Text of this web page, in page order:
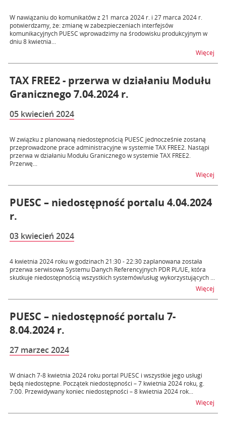
W nawiązaniu do komunikatów z 21 marca 2024 r. i 27 marca 2024 r.
potwierdzamy, że: zmianę w zabezpieczeniach interfejsów
komunikacyjnych PUESC wprowadzimy na środowisku produkcyjnym w
dniu 8 kwietnia...
Więcej
TAX FREE2 - przerwa w działaniu Modułu
Granicznego 7.04.2024 r.
05 kwiecień 2024
W związku z planowaną niedostępnością PUESC jednocześnie zostaną
przeprowadzone prace administracyjne w systemie TAX FREE2. Nastąpi
przerwa w działaniu Modułu Granicznego w systemie TAX FREE2.
Przerwę...
Więcej
PUESC – niedostępność portalu 4.04.2024
r.
03 kwiecień 2024
4 kwietnia 2024 roku w godzinach 21:30 - 22:30 zaplanowana została
przerwa serwisowa Systemu Danych Referencyjnych PDR PL/UE, która
skutkuje niedostępnością wszystkich systemów/usług wykorzystujących ...
Więcej
PUESC – niedostępność portalu 7-
8.04.2024 r.
27 marzec 2024
W dniach 7-8 kwietnia 2024 roku portal PUESC i wszystkie jego usługi
będą niedostępne. Początek niedostępności – 7 kwietnia 2024 roku, g.
7:00. Przewidywany koniec niedostępności – 8 kwietnia 2024 rok...
Więcej